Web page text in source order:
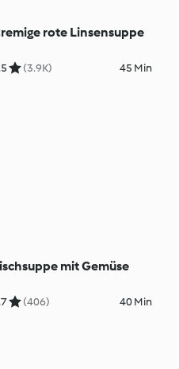
rote Linsensuppe
(3.9K) 45 Min
mit Gemüse
(406) 40 Min